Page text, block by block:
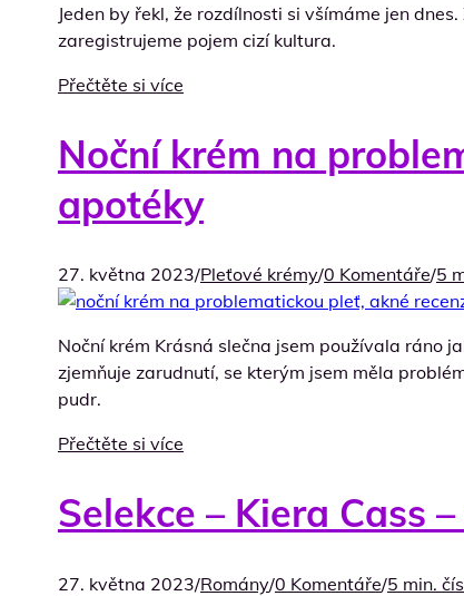
Jeden by řekl, že rozdílnosti si všímáme jen
zaregistrujeme pojem cizí kultura.
Přečtěte si více
Noční krém na
apotéky
27. května 2023/Pleťové krémy/0 Komentáře/5
Noční krém Krásná slečna jsem používala ráno
zjemňuje zarudnutí, se kterým jsem měla
pudr.
Přečtěte si více
Selekce – Kiera Cass
27. května 2023/Romány/0 Komentáře/5 min.